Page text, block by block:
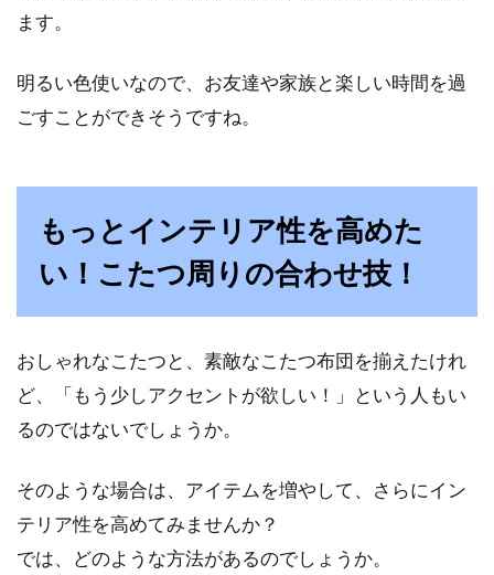
ます。
明るい色使いなので、お友達や家族と楽しい時間を過
ごすことができそうですね。
もっとインテリア性を高めた
い！こたつ周りの合わせ技！
おしゃれなこたつと、素敵なこたつ布団を揃えたけれ
ど、「もう少しアクセントが欲しい！」という人もい
るのではないでしょうか。
そのような場合は、アイテムを増やして、さらにイン
テリア性を高めてみませんか？
では、どのような方法があるのでしょうか。